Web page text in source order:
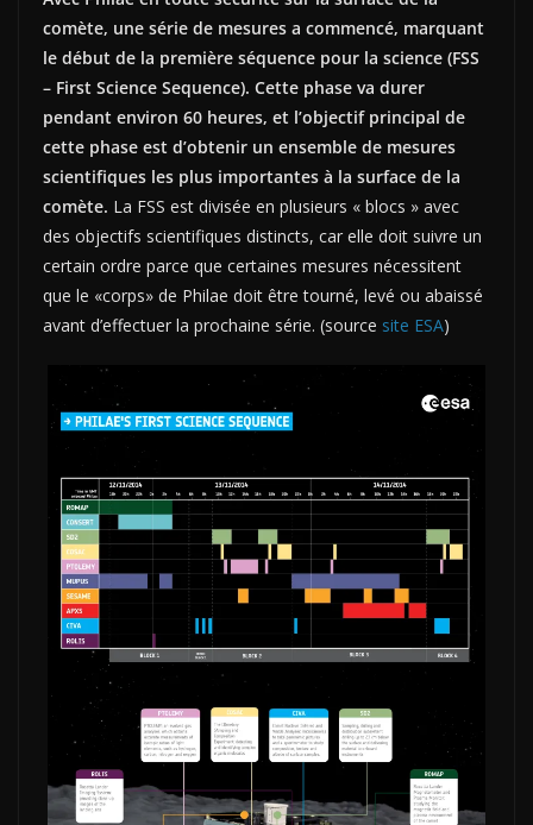
comète, une série de mesures a commencé, marquant
le début de la première séquence pour la science (FSS
– First Science Sequence). Cette phase va durer
pendant environ 60 heures, et l’objectif principal de
cette phase est d’obtenir un ensemble de mesures
scientifiques les plus importantes à la surface de la
comète. La FSS est divisée en plusieurs « blocs » avec
des objectifs scientifiques distincts, car elle doit suivre un
certain ordre parce que certaines mesures nécessitent
que le «corps» de Philae doit être tourné, levé ou abaissé
avant d’effectuer la prochaine série. (source site ESA)